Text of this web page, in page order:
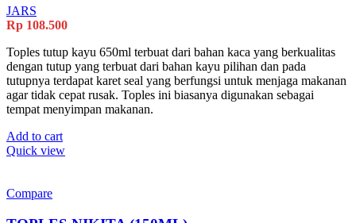
JARS
Rp 108.500
Toples tutup kayu 650ml terbuat dari bahan kaca yang berkualitas
dengan tutup yang terbuat dari bahan kayu pilihan dan pada
tutupnya terdapat karet seal yang berfungsi untuk menjaga makanan
agar tidak cepat rusak. Toples ini biasanya digunakan sebagai
tempat menyimpan makanan.
Add to cart
Quick view
Compare